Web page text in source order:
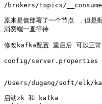
/brokers/topics/
原来是值部署了一个节点 ，但
消费端一直等待
修改kafka配置 重启后 可以正
config/server.properties
/Users/dugang/soft/elk/
启动zk 和 kafka